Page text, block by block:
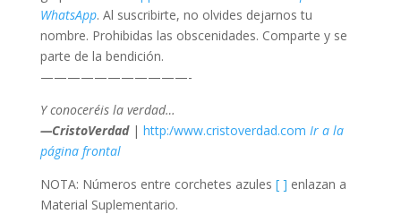
WhatsApp. Al suscribirte, no olvides dejarnos tu
nombre. Prohibidas las obscenidades. Comparte y se
parte de la bendición.
———————————-
Y conoceréis la verdad…
—CristoVerdad | http:/www.cristoverdad.com Ir a la
página frontal
NOTA: Números entre corchetes azules [ ] enlazan a
Material Suplementario.